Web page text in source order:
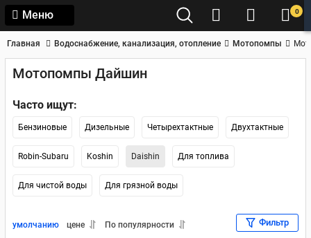
Меню 0
Главная Водоснабжение, канализация, отопление Мотопомпы
Мотопомпы Дайшин
Часто ищут:
Бензиновые Дизельные Четырехтактные Двухтактные
Robin-Subaru Koshin Daishin Для топлива
Для чистой воды Для грязной воды
умолчанию цене По популярности Фильтр